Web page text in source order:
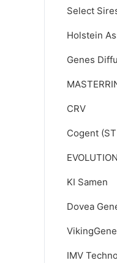
Select
Holstein
Genes
CRV
Cogent (ST
KI Samen
Dovea
IMV